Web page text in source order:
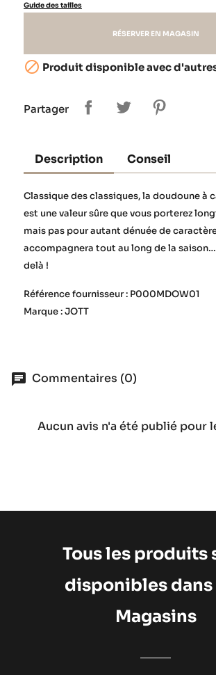
Guide des tailles
RÉSERVER EN MAGASIN
 Produit disponible avec
Partager
Description Conseil
Classique des classiques, la doudoune à
est une valeur sûre que vous porterez
mais pas pour autant dénuée de
accompagnera tout au long de la
delà !
Référence fournisseur : P000MDOW01
Marque : JOTT
Commentaires (0)
Aucun avis n'a été publié pour
Tous les produits
disponibles dans
Magasins